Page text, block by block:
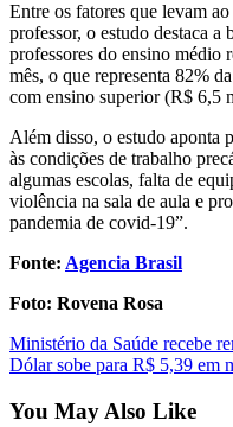
Entre os fatores que levam
professor, o estudo destaca
professores do ensino médio
mês, o que representa 82%
com ensino superior (R$ 6,5
Além disso, o estudo aponta
às condições de trabalho
algumas escolas, falta de
violência na sala de aula e
pandemia de covid-19”.
Fonte: Agencia Brasil
Foto: Rovena Rosa
Post
navigation
Ministério da Saúde recebe
Dólar sobe para R$ 5,39 em
You May Also Like